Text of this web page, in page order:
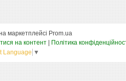
маркетплейсі Prom.ua
на контент
Політика
Language ▼